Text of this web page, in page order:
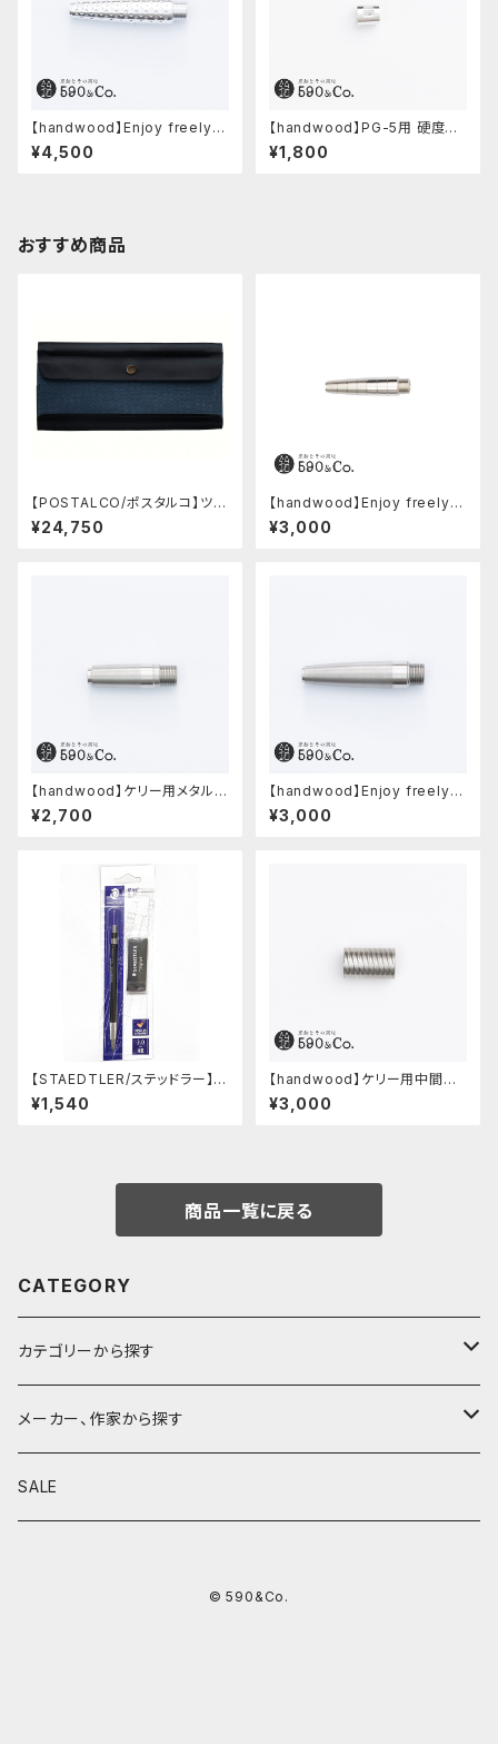
【handwood】Enjoy freely
前軸・ディンプル(ジュラルミン)
¥4,500
【handwood】PG-5用 硬度表
示窓 (超超ジュラルミン/正方形)
¥1,800
おすすめ商品
【POSTALCO/ポスタルコ】ツー
ルボックス (Navy Blue)
¥24,750
【handwood】Enjoy freely
前軸 (ステンレス)
¥3,000
【handwood】ケリー用メタルグ
リップ/前軸・滑り止め (ステンレ
ス)
¥2,700
【handwood】Enjoy freely
前軸・滑り止め(ステンレス)
¥3,000
【STAEDTLER/ステッドラー】マ
ルス テクニコ芯ホルダー ブラッ
ク・限定 字消し付セット
¥1,540
【handwood】ケリー用中間パ
ーツ/カスタムグリップ (多条/ス
テンレス)
¥3,000
商品一覧に戻る
CATEGORY
カテゴリーから探す
鉛筆
鉛筆補助軸
メーカー、作家から探す
590&Co.
SALE
© 590&Co.